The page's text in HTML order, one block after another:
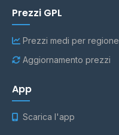
Prezzi GPL
Prezzi medi per regione
Aggiornamento prezzi
App
Scarica l'app